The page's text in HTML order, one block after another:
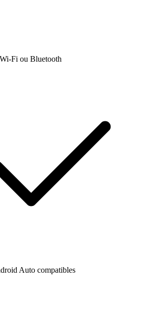
Fi ou Bluetooth
Auto compatibles